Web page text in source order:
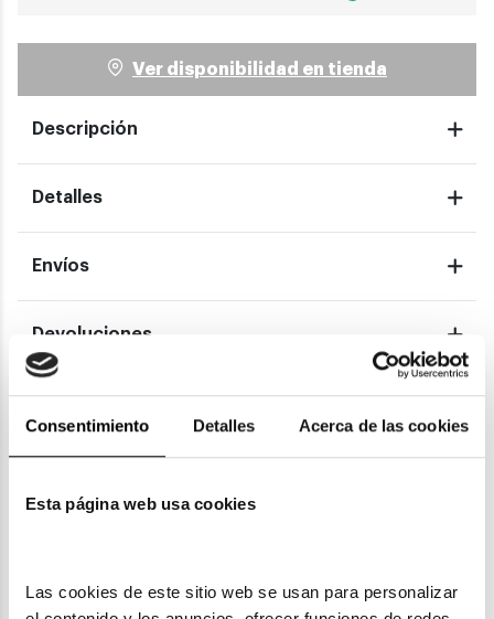
Consentimiento Detalles Acerca de las cookies
Esta página web usa cookies
Las cookies de este sitio web se usan para personalizar
Ver disponibilidad en tienda
Descripción
Detalles
Envíos
Devoluciones
También te puede gustar